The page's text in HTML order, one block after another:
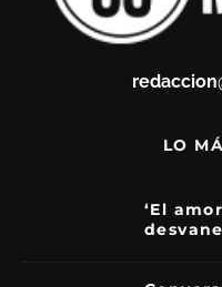
LO
‘El